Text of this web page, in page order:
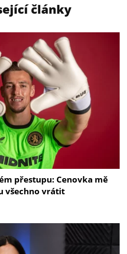
články
přestupu: Cenovka mě
všechno vrátit